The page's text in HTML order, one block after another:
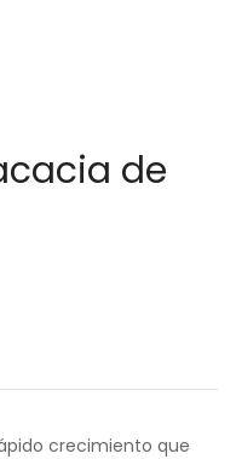
de
crecimiento que